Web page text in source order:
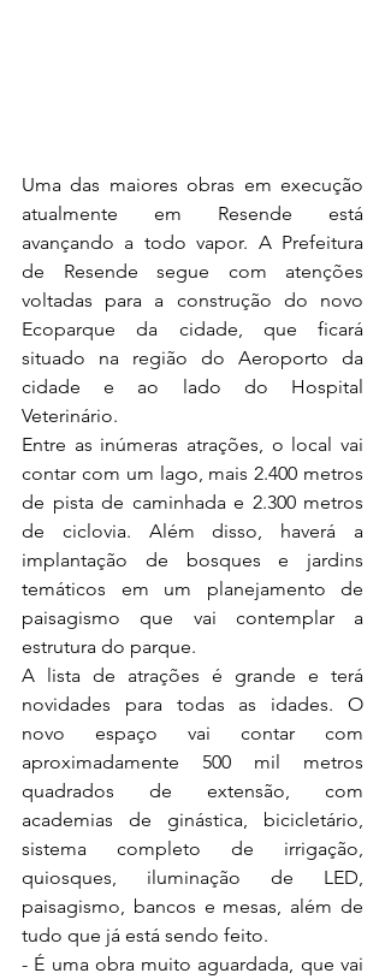
Uma das maiores obras em execução
atualmente em Resende está
avançando a todo vapor. A Prefeitura
de Resende segue com atenções
voltadas para a construção do novo
Ecoparque da cidade, que ficará
situado na região do Aeroporto da
cidade e ao lado do Hospital
Veterinário.
Entre as inúmeras atrações, o local vai
contar com um lago, mais 2.400 metros
de pista de caminhada e 2.300 metros
de ciclovia. Além disso, haverá a
implantação de bosques e jardins
temáticos em um planejamento de
paisagismo que vai contemplar a
estrutura do parque.
A lista de atrações é grande e terá
novidades para todas as idades. O
novo espaço vai contar com
aproximadamente 500 mil metros
quadrados de extensão, com
academias de ginástica, bicicletário,
sistema completo de irrigação,
quiosques, iluminação de LED,
paisagismo, bancos e mesas, além de
tudo que já está sendo feito.
- É uma obra muito aguardada, que vai